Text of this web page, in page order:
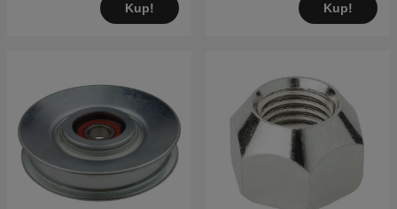
Kup! Kup!